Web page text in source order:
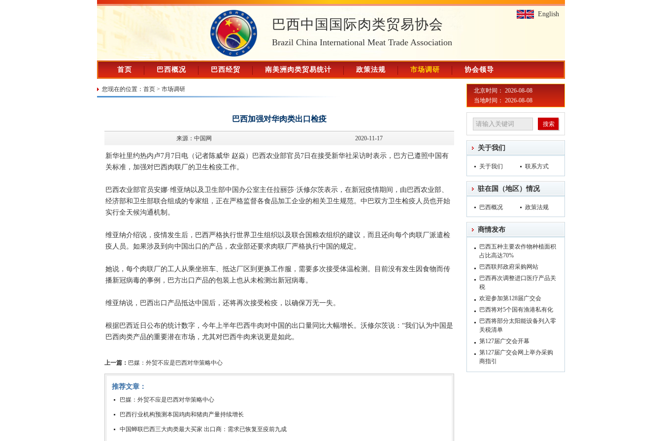
巴西中国国际肉类贸易协会
Brazil China International Meat Trade Association
English
首页 巴西概况 巴西经贸 南美洲肉类贸易统计 政策法规 市场调研 协会领导
您现在的位置： 首页 > 市场调研
巴西加强对华肉类出口检疫
来源：中国网 2020-11-17
新华社里约热内卢7月7日电（记者陈威华 赵焱）巴西农业部官员7日在接受新华社采访时表示，巴方已遵照中国有
关标准，加强对巴西肉联厂的卫生检疫工作。
巴西农业部官员安娜·维亚纳以及卫生部中国办公室主任拉丽莎·沃修尔茨表示，在新冠疫情期间，由巴西农业部、
经济部和卫生部联合组成的专家组，正在严格监督各食品加工企业的相关卫生规范。中巴双方卫生检疫人员也开始
实行全天候沟通机制。
维亚纳介绍说，疫情发生后，巴西严格执行世界卫生组织以及联合国粮农组织的建议，而且还向每个肉联厂派遣检
疫人员。如果涉及到向中国出口的产品，农业部还要求肉联厂严格执行中国的规定。
她说，每个肉联厂的工人从乘坐班车、抵达厂区到更换工作服，需要多次接受体温检测。目前没有发生因食物而传
播新冠病毒的事例，巴方出口产品的包装上也从未检测出新冠病毒。
维亚纳说，巴西出口产品抵达中国后，还将再次接受检疫，以确保万无一失。
根据巴西近日公布的统计数字，今年上半年巴西牛肉对中国的出口量同比大幅增长。沃修尔茨说：“我们认为中国是
巴西肉类产品的重要潜在市场，尤其对巴西牛肉来说更是如此。
上一篇： 巴媒：外贸不应是巴西对华策略中心
推荐文章：
巴媒：外贸不应是巴西对华策略中心
巴西行业机构预测本国鸡肉和猪肉产量持续增长
中国蝉联巴西三大肉类最大买家 出口商：需求已恢复至疫前九成
北京时间： 2026-08-08
当地时间： 2026-08-08
关于我们
关于我们 联系方式
驻在国（地区）情况
巴西概况 政策法规
商情发布
巴西五种主要农作物种植面积
占比高达70%
巴西联邦政府采购网站
巴西再次调整进口医疗产品关
税
欢迎参加第128届广交会
巴西将对5个国有渔港私有化
巴西将部分太阳能设备列入零
关税清单
第127届广交会开幕
第127届广交会网上举办采购
商指引